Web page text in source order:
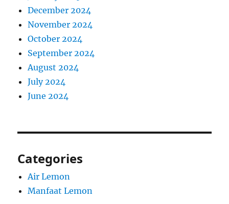
December 2024
November 2024
October 2024
September 2024
August 2024
July 2024
June 2024
Categories
Air Lemon
Manfaat Lemon